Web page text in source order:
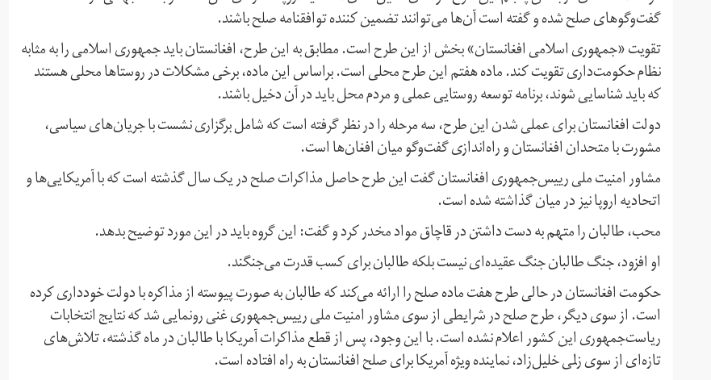
گفت‌وگوهای صلح شده و گفته است آن‌ها می‌توانند تضمین کننده توافقنامه صلح باشند.
تقویت «جمهوری اسلامی افغانستان» بخش از این طرح است. مطابق به این طرح، افغانستان باید جمهوری اسلامی را به مثابه
نظام حکومت‌داری تقویت کند. ماده هفتم این طرح محلی است. براساس این ماده، برخی مشکلات در روستاها محلی هستند
که باید شناسایی شوند، برنامه توسعه روستایی عملی و مردم محل باید در آن دخیل باشند.
دولت افغانستان برای عملی شدن این طرح، سه مرحله را در نظر گرفته است که شامل برگزاری نشست با جریان‌های سیاسی،
مشورت با متحدان افغانستان و راه‌اندازی گفت‌وگو میان افغان‌ها است.
مشاور امنیت ملی رییس‌جمهوری افغانستان گفت این طرح حاصل مذاکرات صلح در یک سال گذشته است که با آمریکایی‌ها و
اتحادیه اروپا نیز در میان گذاشته شده است.
محب، طالبان را متهم به دست داشتن در قاچاق مواد مخدر کرد و گفت: این گروه باید در این مورد توضیح بدهد.
او افزود، جنگ طالبان جنگ عقیده‌ای نیست بلکه طالبان برای کسب قدرت می‌جنگند.
حکومت افغانستان در حالی طرح هفت ماده صلح را ارائه می‌کند که طالبان به صورت پیوسته از مذاکره با دولت خودداری کرده
است. از سوی دیگر، طرح صلح در شرایطی از سوی مشاور امنیت ملی رییس‌جمهوری غنی رونمایی شد که نتایج انتخابات
ریاست‌جمهوری این کشور اعلام نشده است. با این وجود، پس از قطع مذاکرات آمریکا با طالبان در ماه گذشته، تلاش‌های
تازه‌ای از سوی زلمی خلیل‌زاد، نماینده ویژه آمریکا برای صلح افغانستان به راه افتاده است.